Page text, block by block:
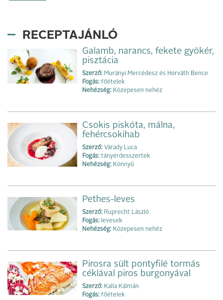
RECEPTAJÁNLÓ
Galamb, narancs, fekete gyökér,
pisztácia
Szerző: Murányi Mercédesz és Horváth Bence
Fogás: főételek
Nehézség: Közepesen nehéz
Csokis piskóta, málna,
fehércsokihab
Szerző: Várady Luca
Fogás: tányérdesszertek
Nehézség: Könnyű
Pethes-leves
Szerző: Ruprecht László
Fogás: levesek
Nehézség: Közepesen nehéz
Pirosra sült pontyfilé tormás
céklával piros burgonyával
Szerző: Kalla Kálmán
Fogás: főételek